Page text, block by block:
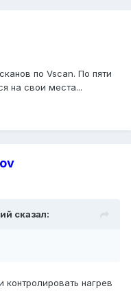
по Vscan. По пяти
на свои места...
сказал:
контролировать нагрев